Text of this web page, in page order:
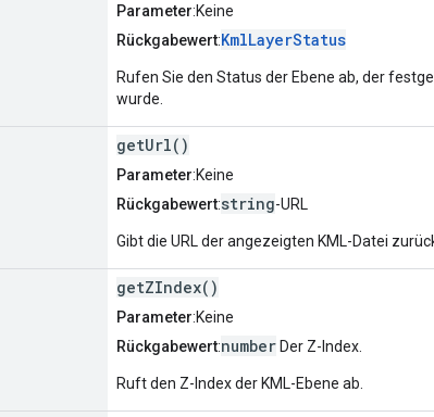
Parameter:Keine
Rückgabewert:KmlLayerStatus
Rufen Sie den Status der Ebene ab, der
wurde.
getUrl()
Parameter:Keine
Rückgabewert:string-URL
Gibt die URL der angezeigten KML-Datei
getZIndex()
Parameter:Keine
Rückgabewert:number Der Z-Index.
Ruft den Z-Index der KML-Ebene ab.